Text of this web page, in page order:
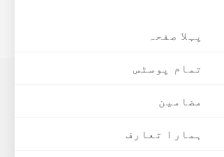
پہلا صفحہ
تمام پوسٹس
مضامین
ہمارا تعارف